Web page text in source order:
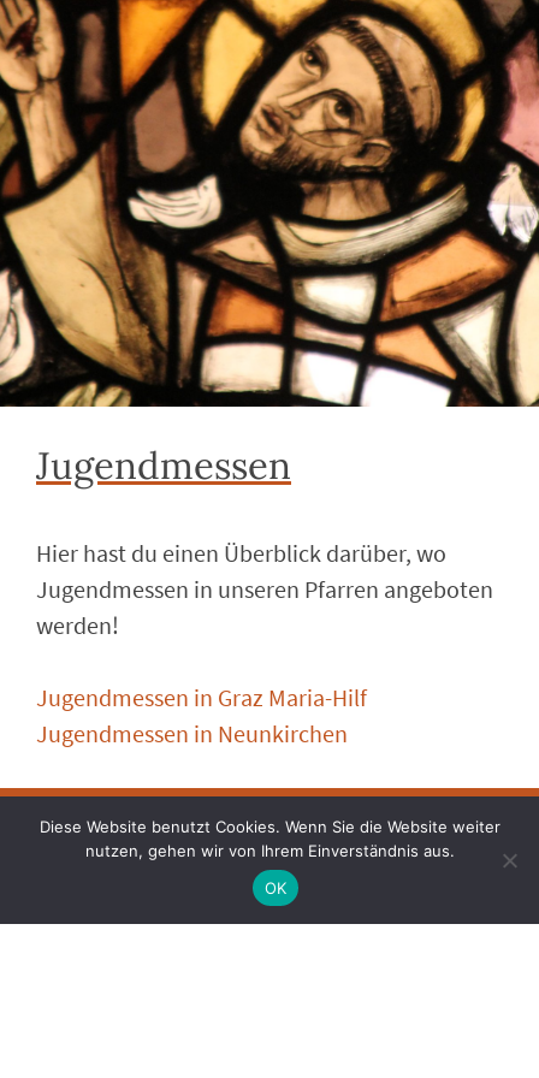
Jugendmessen
Hier hast du einen Überblick darüber, wo
Jugendmessen in unseren Pfarren angeboten
werden!
Jugendmessen in Graz Maria-Hilf
Jugendmessen in Neunkirchen
Diese Website benutzt Cookies. Wenn Sie die Website weiter
nutzen, gehen wir von Ihrem Einverständnis aus.
OK